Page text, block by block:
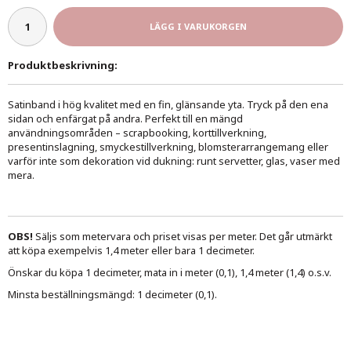
LÄGG I VARUKORGEN
Produktbeskrivning:
Satinband i hög kvalitet med en fin, glänsande yta. Tryck på den ena
sidan och enfärgat på andra. Perfekt till en mängd
användningsområden – scrapbooking, korttillverkning,
presentinslagning, smyckestillverkning, blomsterarrangemang eller
varför inte som dekoration vid dukning: runt servetter, glas, vaser med
mera.
OBS! Säljs som metervara och priset visas per meter. Det går utmärkt
att köpa exempelvis 1,4 meter eller bara 1 decimeter.
Önskar du köpa 1 decimeter, mata in i meter (0,1), 1,4 meter (1,4) o.s.v.
Minsta beställningsmängd: 1 decimeter (0,1).